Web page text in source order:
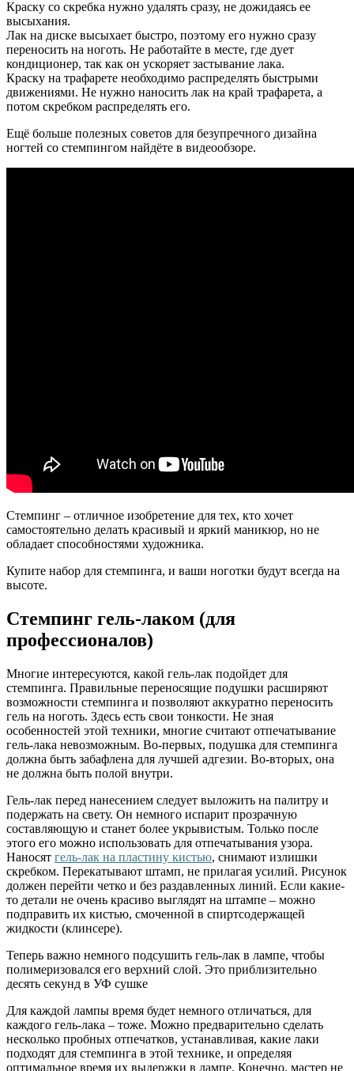
Краску со скребка нужно удалять сразу, не дожидаясь ее
высыхания.
Лак на диске высыхает быстро, поэтому его нужно сразу
переносить на ноготь. Не работайте в месте, где дует
кондиционер, так как он ускоряет застывание лака.
Краску на трафарете необходимо распределять быстрыми
движениями. Не нужно наносить лак на край трафарета, а
потом скребком распределять его.
Ещё больше полезных советов для безупречного дизайна
ногтей со стемпингом найдёте в видеообзоре.
Стемпинг – отличное изобретение для тех, кто хочет
самостоятельно делать красивый и яркий маникюр, но не
обладает способностями художника.
Купите набор для стемпинга, и ваши ноготки будут всегда на
высоте.
Стемпинг гель-лаком (для
профессионалов)
Многие интересуются, какой гель-лак подойдет для
стемпинга. Правильные переносящие подушки расширяют
возможности стемпинга и позволяют аккуратно переносить
гель на ноготь. Здесь есть свои тонкости. Не зная
особенностей этой техники, многие считают отпечатывание
гель-лака невозможным. Во-первых, подушка для стемпинга
должна быть забафлена для лучшей адгезии. Во-вторых, она
не должна быть полой внутри.
Гель-лак перед нанесением следует выложить на палитру и
подержать на свету. Он немного испарит прозрачную
составляющую и станет более укрывистым. Только после
этого его можно использовать для отпечатывания узора.
Наносят гель-лак на пластину кистью, снимают излишки
скребком. Перекатывают штамп, не прилагая усилий. Рисунок
должен перейти четко и без раздавленных линий. Если какие-
то детали не очень красиво выглядят на штампе – можно
подправить их кистью, смоченной в спиртсодержащей
жидкости (клинсере).
Теперь важно немного подсушить гель-лак в лампе, чтобы
полимеризовался его верхний слой. Это приблизительно
десять секунд в УФ сушке
Для каждой лампы время будет немного отличаться, для
каждого гель-лака – тоже. Можно предварительно сделать
несколько пробных отпечатков, устанавливая, какие лаки
подходят для стемпинга в этой технике, и определяя
оптимальное время их выдержки в лампе. Конечно, мастер не